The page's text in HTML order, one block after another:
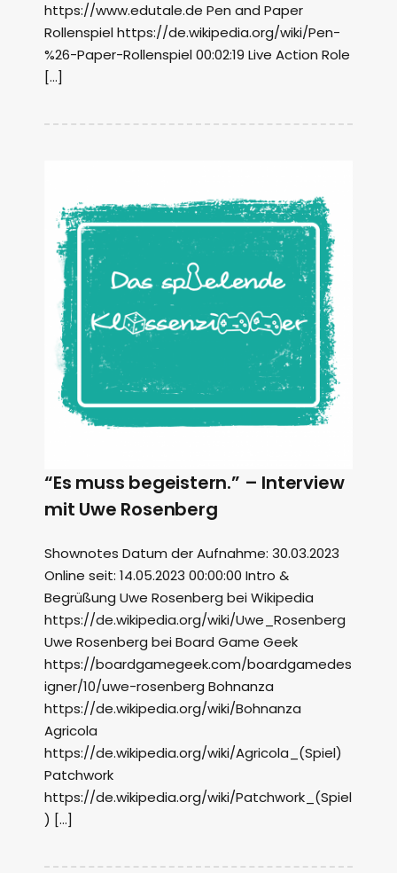
https://www.edutale.de Pen and Paper
Rollenspiel https://de.wikipedia.org/wiki/Pen-
%26-Paper-Rollenspiel 00:02:19 Live Action Role
[…]
“Es muss begeistern.” – Interview
mit Uwe Rosenberg
Shownotes Datum der Aufnahme: 30.03.2023
Online seit: 14.05.2023 00:00:00 Intro &
Begrüßung Uwe Rosenberg bei Wikipedia
https://de.wikipedia.org/wiki/Uwe_Rosenberg
Uwe Rosenberg bei Board Game Geek
https://boardgamegeek.com/boardgamedes
igner/10/uwe-rosenberg Bohnanza
https://de.wikipedia.org/wiki/Bohnanza
Agricola
https://de.wikipedia.org/wiki/Agricola_(Spiel)
Patchwork
https://de.wikipedia.org/wiki/Patchwork_(Spiel
) […]